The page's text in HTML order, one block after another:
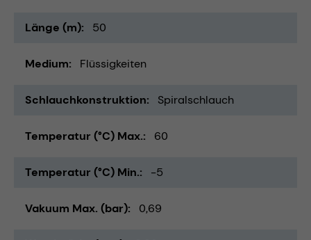
Länge (m) 50
Medium Flüssigkeiten
Schlauchkonstruktion Spiralschlauch
Temperatur (°C) Max. 60
Temperatur (°C) Min. -5
Vakuum Max. (bar) 0,69